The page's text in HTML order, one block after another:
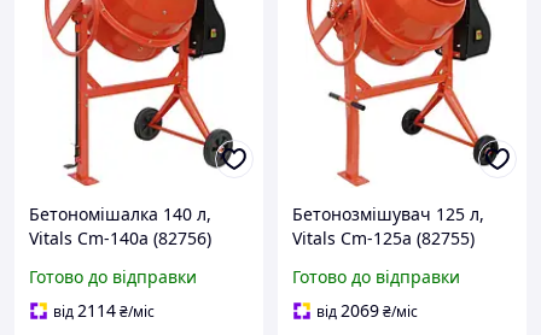
Бетономішалка 140 л,
Vitals Cm-140a (82756)
Готово до відправки
від2114₴/міс
Бетонозмішувач 125 л,
Vitals Cm-125a (82755)
Готово до відправки
від2069₴/міс